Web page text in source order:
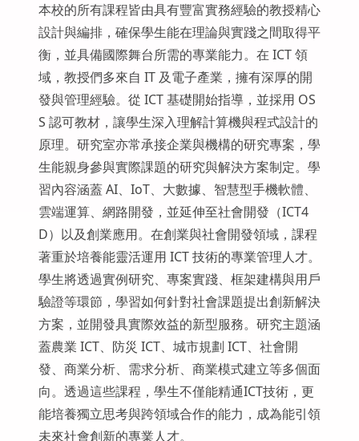
本校的所有課程皆由具有豐富實務經驗的教授精心
設計與編排，確保學生能在理論與實踐之間取得平
衡，並具備國際舞台所需的專業能力。在 ICT 領
域，教授們多來自 IT 及電子產業，擁有深厚的開
發與管理經驗。從 ICT 基礎開始指導，並採用 OS
S 認可教材，讓學生深入理解計算機與程式設計的
原理。研究室亦常承接企業與機構的研究專案，學
生能親身參與實際課題的研究與解決方案制定。學
習內容涵蓋 AI、IoT、大數據、智慧型手機軟體、
雲端運算、網路開發，並延伸至社會開發（ICT4
D）以及創業應用。在創業與社會開發領域，課程
著重於培養能靈活運用 ICT 技術的專業管理人才。
學生將透過實例研究、專案實踐、框架建構與用戶
驗證等環節，學習如何針對社會課題提出創新解決
方案，並開發具實際效益的新型服務。研究主題涵
蓋農業 ICT、防災 ICT、城市規劃 ICT、社會開
發、商業分析、需求分析、商業模式建立等多個面
向。透過這些課程，學生不僅能精通ICT技術，更
能培養獨立思考與跨領域合作的能力，成為能引領
未來社會創新的專業人才。